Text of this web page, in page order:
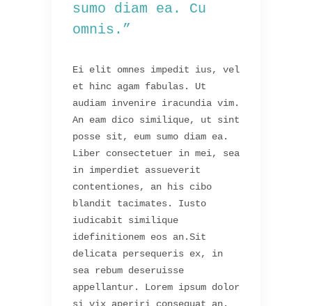
sumo diam ea. Cu
omnis.”
Ei elit omnes impedit ius, vel
et hinc agam fabulas. Ut
audiam invenire iracundia vim.
An eam dico similique, ut sint
posse sit, eum sumo diam ea.
Liber consectetuer in mei, sea
in imperdiet assueverit
contentiones, an his cibo
blandit tacimates. Iusto
iudicabit similique
idefinitionem eos an.Sit
delicata persequeris ex, in
sea rebum deseruisse
appellantur. Lorem ipsum dolor